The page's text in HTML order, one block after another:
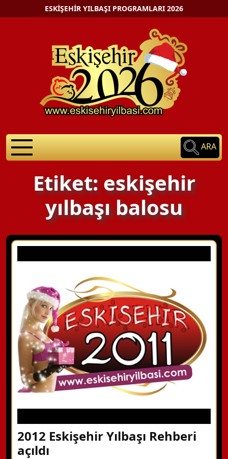
ESKIŞEHIR YILBAŞI PROGRAMLARI 2026
ARA
Etiket: eskişehir
yılbaşı balosu
2012 Eskişehir Yılbaşı Rehberi
açıldı